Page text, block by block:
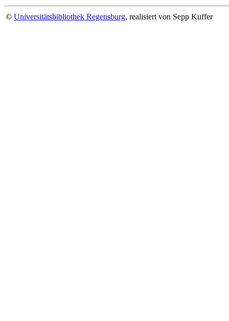
© Universitätsbibliothek Regensburg, realisiert von Sepp Kuffer